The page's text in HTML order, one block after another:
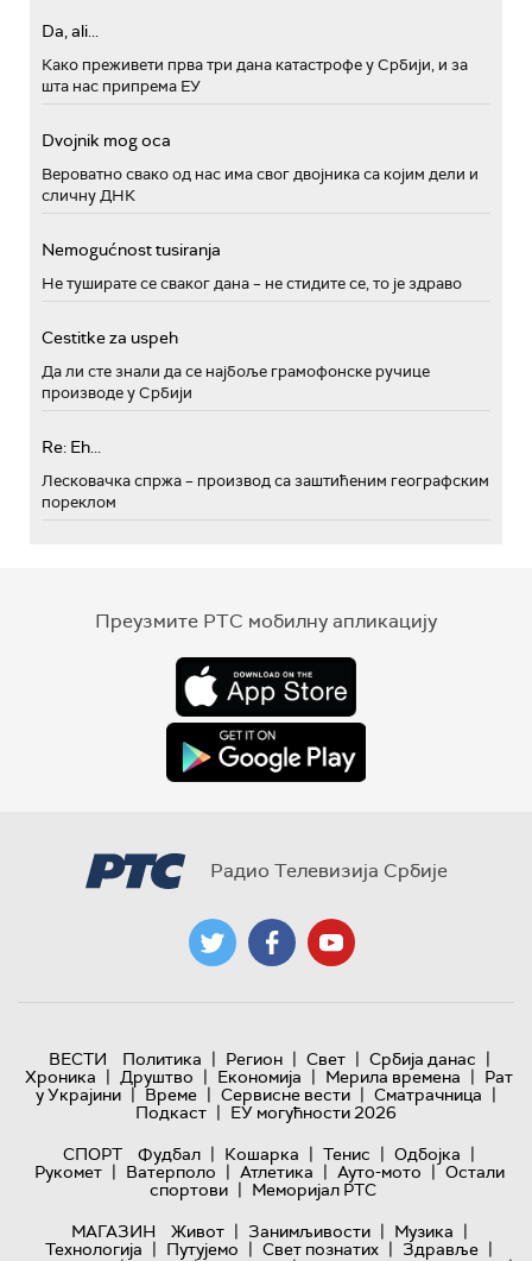
Da, ali...
Како преживети прва три дана катастрофе у Србији, и за
шта нас припрема ЕУ
Dvojnik mog oca
Вероватно свако од нас има свог двојника са којим дели и
сличну ДНК
Nemogućnost tusiranja
Не туширате се сваког дана – не стидите се, то је здраво
Cestitke za uspeh
Да ли сте знали да се најбоље грамофонске ручице
производе у Србији
Re: Eh...
Лесковачка спржа – производ са заштићеним географским
пореклом
Преузмите РТС мобилну апликацију
Радио Телевизија Србије
ВЕСТИ Политика | Регион | Свет | Србија данас |
Хроника | Друштво | Економија | Мерила времена | Рат
у Украјини | Време | Сервисне вести | Сматрачница |
Подкаст | ЕУ могућности 2026
СПОРТ
Фудбал | Кошарка | Тенис | Одбојка |
Рукомет | Ватерполо | Атлетика | Ауто-мото | Остали
спортови | Меморијал РТС
МАГАЗИН
Живот | Занимљивости | Музика |
Технологијa | Путујемо | Свет познатих | Здравље |